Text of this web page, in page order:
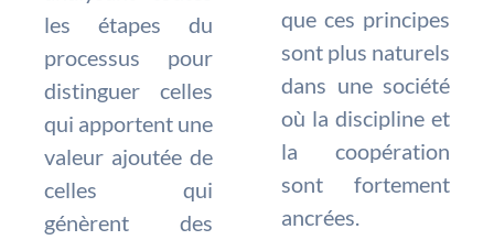
les étapes du
processus pour
distinguer celles
qui apportent une
valeur ajoutée de
celles qui
génèrent des
que ces principes
sont plus naturels
dans une société
où la discipline et
la coopération
sont fortement
ancrées.